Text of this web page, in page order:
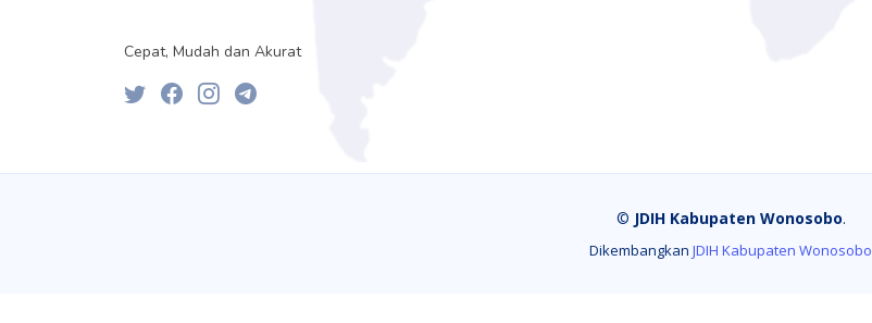
Cepat, Mudah dan Akurat
© JDIH Kabupaten Wonosobo.
Dikembangkan JDIH Kabupaten Wonosobo